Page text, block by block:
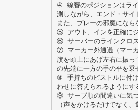
④ 線審のポジションはラ
測しながら、エンド・サイ
また、プレーの邪魔にな
⑤ アウト、インを正確にジ
⑥ サーバーのラインクロス
⑦ マーカー外通過（マーカ
旗を頭上にあげ左右に振
の先端に一方の手の平を乗
⑧ 手持ちのピストルに付
わせに答えられるようにす
⑨ サーブ順の間違いに気づ
（声をかけるだけでなく